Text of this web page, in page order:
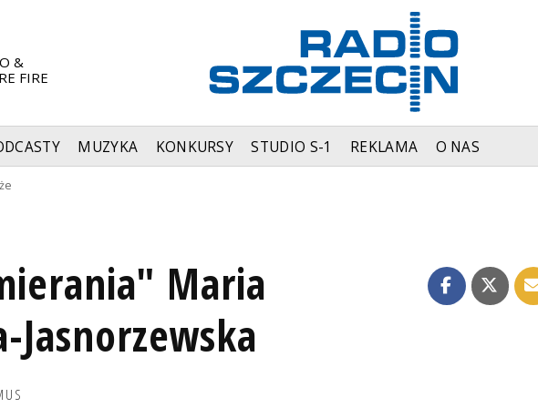
&
FIRE
MUZYKA KONKURSY STUDIO S-1 REKLAMA O NAS
Maria